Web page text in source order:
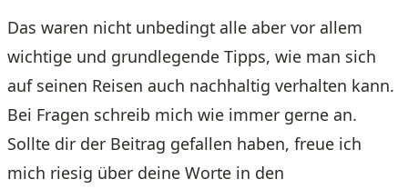
Das waren nicht unbedingt alle aber vor allem
wichtige und grundlegende Tipps, wie man sich
auf seinen Reisen auch nachhaltig verhalten kann.
Bei Fragen schreib mich wie immer gerne an.
Sollte dir der Beitrag gefallen haben, freue ich
mich riesig über deine Worte in den